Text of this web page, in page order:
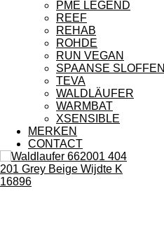
PME LEGEND
REEF
REHAB
ROHDE
RUN VEGAN
SPAANSE SLOFFEN
TEVA
WALDLÄUFER
WARMBAT
XSENSIBLE
MERKEN
CONTACT